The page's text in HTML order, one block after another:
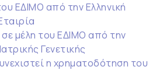
ΕΔΙΜΟ από την Ελληνική
μέλη του ΕΔΙΜΟ από την
Γενετικής
η χρηματοδότηση του